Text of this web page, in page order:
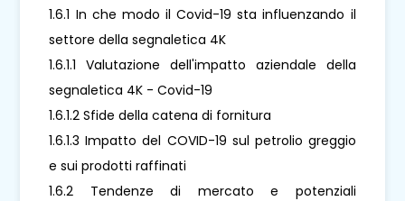
1.6.1 In che modo il Covid-19 sta influenzando il
settore della segnaletica 4K
1.6.1.1 Valutazione dell'impatto aziendale della
segnaletica 4K - Covid-19
1.6.1.2 Sfide della catena di fornitura
1.6.1.3 Impatto del COVID-19 sul petrolio greggio
e sui prodotti raffinati
1.6.2 Tendenze di mercato e potenziali